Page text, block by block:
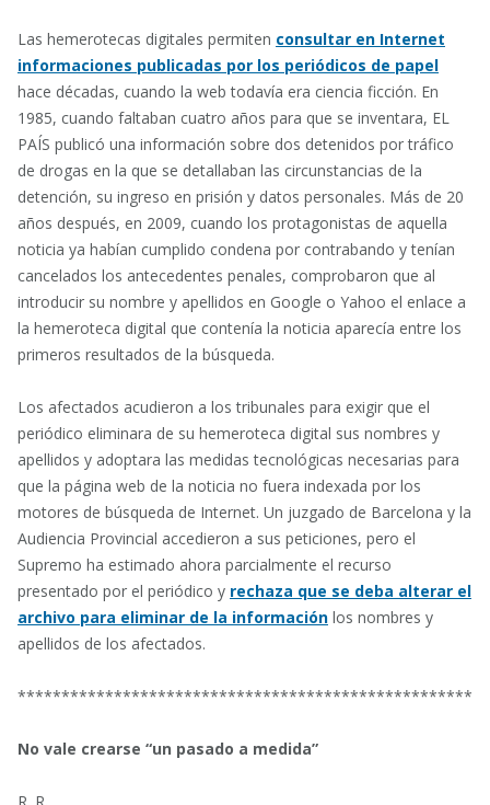
Las hemerotecas digitales permiten consultar en Internet
informaciones publicadas por los periódicos de papel
hace décadas, cuando la web todavía era ciencia ficción. En
1985, cuando faltaban cuatro años para que se inventara, EL
PAÍS publicó una información sobre dos detenidos por tráfico
de drogas en la que se detallaban las circunstancias de la
detención, su ingreso en prisión y datos personales. Más de 20
años después, en 2009, cuando los protagonistas de aquella
noticia ya habían cumplido condena por contrabando y tenían
cancelados los antecedentes penales, comprobaron que al
introducir su nombre y apellidos en Google o Yahoo el enlace a
la hemeroteca digital que contenía la noticia aparecía entre los
primeros resultados de la búsqueda.
Los afectados acudieron a los tribunales para exigir que el
periódico eliminara de su hemeroteca digital sus nombres y
apellidos y adoptara las medidas tecnológicas necesarias para
que la página web de la noticia no fuera indexada por los
motores de búsqueda de Internet. Un juzgado de Barcelona y la
Audiencia Provincial accedieron a sus peticiones, pero el
Supremo ha estimado ahora parcialmente el recurso
presentado por el periódico y rechaza que se deba alterar el
archivo para eliminar de la información los nombres y
apellidos de los afectados.
No vale crearse “un pasado a medida”